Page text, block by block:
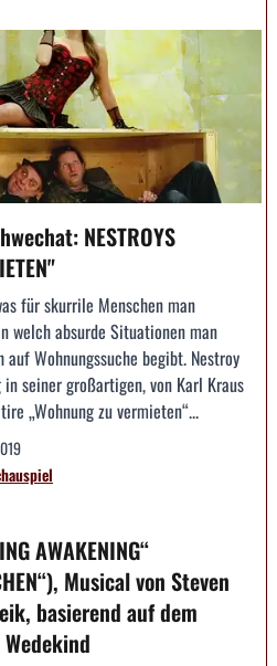
NESTROYS
für skurrile Menschen man
welch absurde Situationen man
Wohnungssuche begibt. Nestroy
seiner großartigen, von Karl Kraus
„Wohnung zu vermieten“...
AWAKENING“
Musical von Steven
basierend auf dem